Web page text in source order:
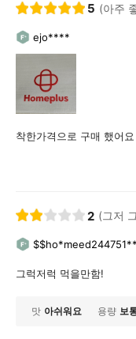
5 (아주
ejo****
착한가격으로 구매 했어요
2 (그저
그럭저럭 먹을만함!
맛 아쉬워요 용량 보